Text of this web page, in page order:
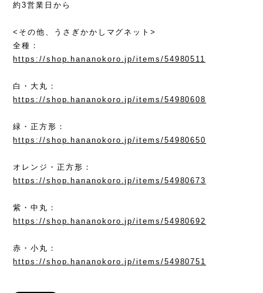
約3営業日から
<その他、うさぎかかしマグネット>
全種：
https://shop.hananokoro.jp/items/54980511
白・大丸：
https://shop.hananokoro.jp/items/54980608
緑・正方形：
https://shop.hananokoro.jp/items/54980650
オレンジ・正方形：
https://shop.hananokoro.jp/items/54980673
紫・中丸：
https://shop.hananokoro.jp/items/54980692
赤・小丸：
https://shop.hananokoro.jp/items/54980751